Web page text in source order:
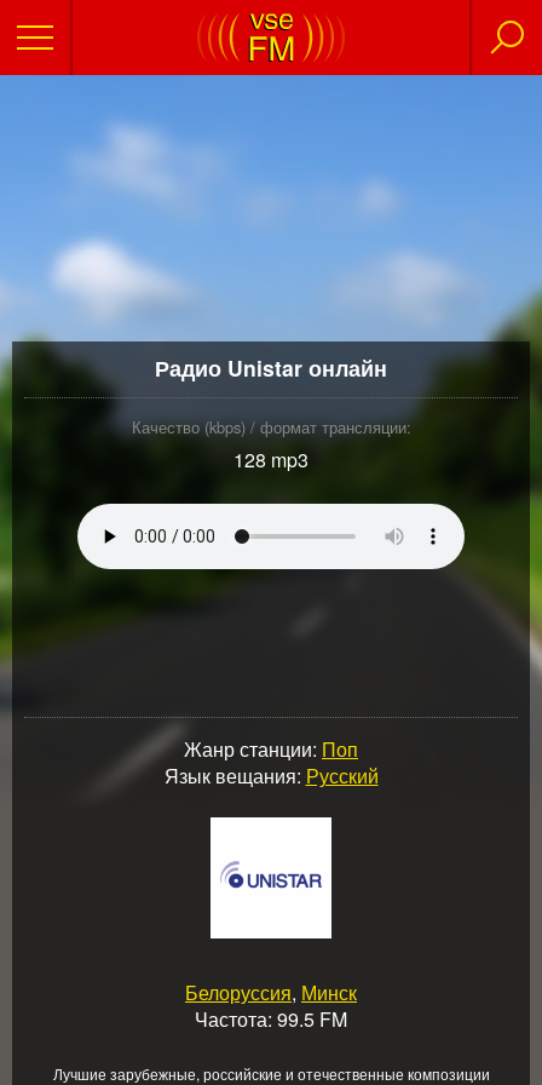
Радио Unistar онлайн
Качество (kbps) / формат трансляции:
128 mp3
Жанр станции: Поп
Язык вещания: Русский
Белоруссия, Минск
Частота: 99.5 FM
Лучшие зарубежные, российские и отечественные композиции